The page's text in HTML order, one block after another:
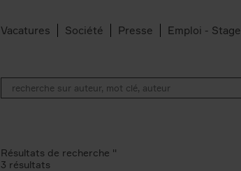
Vacatures Société Presse Emploi - Stage
Résultats de recherche ''
3 résultats